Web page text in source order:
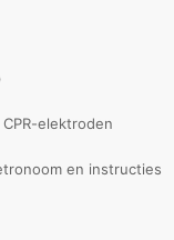
elektroden
en instructies